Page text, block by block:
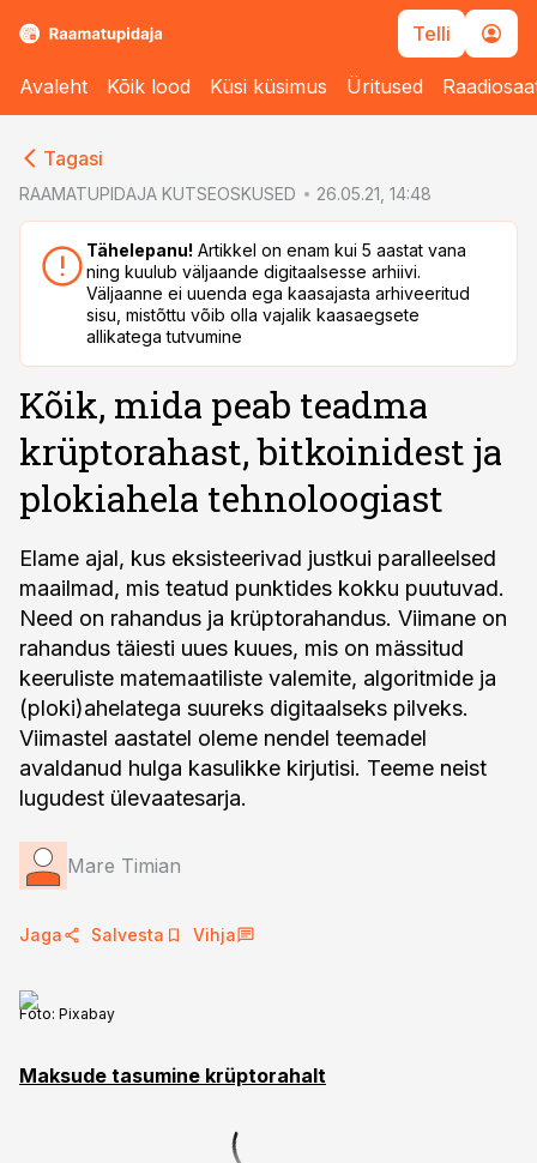
Telli
Avaleht Kõik lood Küsi küsimus Üritused
Tagasi
RAAMATUPIDAJA KUTSEOSKUSED 26.05.21, 14:48
Tähelepanu! Artikkel on enam kui 5 aastat vana
ning kuulub väljaande digitaalsesse arhiivi.
Väljaanne ei uuenda ega kaasajasta arhiveeritud
sisu, mistõttu võib olla vajalik kaasaegsete
allikatega tutvumine
Kõik, mida peab teadma
krüptorahast, bitkoinidest ja
plokiahela tehnoloogiast
Elame ajal, kus eksisteerivad justkui paralleelsed
maailmad, mis teatud punktides kokku puutuvad.
Need on rahandus ja krüptorahandus. Viimane on
rahandus täiesti uues kuues, mis on mässitud
keeruliste matemaatiliste valemite, algoritmide ja
(ploki)ahelatega suureks digitaalseks pilveks.
Viimastel aastatel oleme nendel teemadel
avaldanud hulga kasulikke kirjutisi. Teeme neist
lugudest ülevaatesarja.
Mare Timian
Jaga Salvesta Vihja
Foto: Pixabay
Maksude tasumine krüptorahalt